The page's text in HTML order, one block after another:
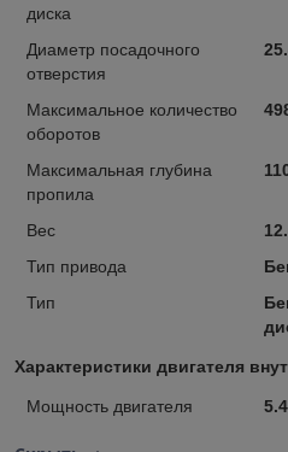
диска
Диаметр посадочного
отверстия
Максимальное количество
оборотов
Максимальная глубина
пропила
Вес
Тип привода
Тип
Характеристики двигателя
Мощность двигателя